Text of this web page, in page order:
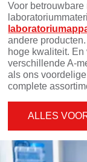
Voor
andere
hoge kwaliteit. En
verschillende A-
als ons
complete
ALLES